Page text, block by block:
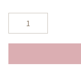
ザ
ー
ャ
バッグ